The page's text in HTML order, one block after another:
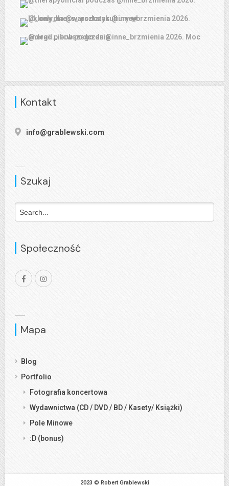
Kontakt
info@grablewski.com
Szukaj
Społeczność
Mapa
Blog
Portfolio
Fotografia koncertowa
Wydawnictwa (CD / DVD / BD / Kasety/ Książki)
Pole Minowe
:D (bonus)
2023 © Robert Grablewski